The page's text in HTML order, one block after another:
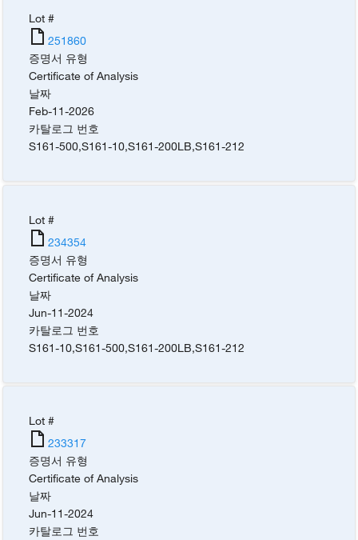
Lot #
251860
증명서 유형
Certificate of Analysis
날짜
Feb-11-2026
카탈로그 번호
S161-500,S161-10,S161-200LB,S161-212
Lot #
234354
증명서 유형
Certificate of Analysis
날짜
Jun-11-2024
카탈로그 번호
S161-10,S161-500,S161-200LB,S161-212
Lot #
233317
증명서 유형
Certificate of Analysis
날짜
Jun-11-2024
카탈로그 번호